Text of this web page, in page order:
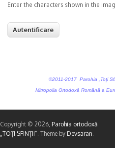
Enter the characters shown in the
©2011-2017 Parohia „Toți
Mitropolia Ortodoxă Română a
Copyright © 2026, Parohia ortodoxă
„TOȚI SFINȚII”. Theme by Devsaran.